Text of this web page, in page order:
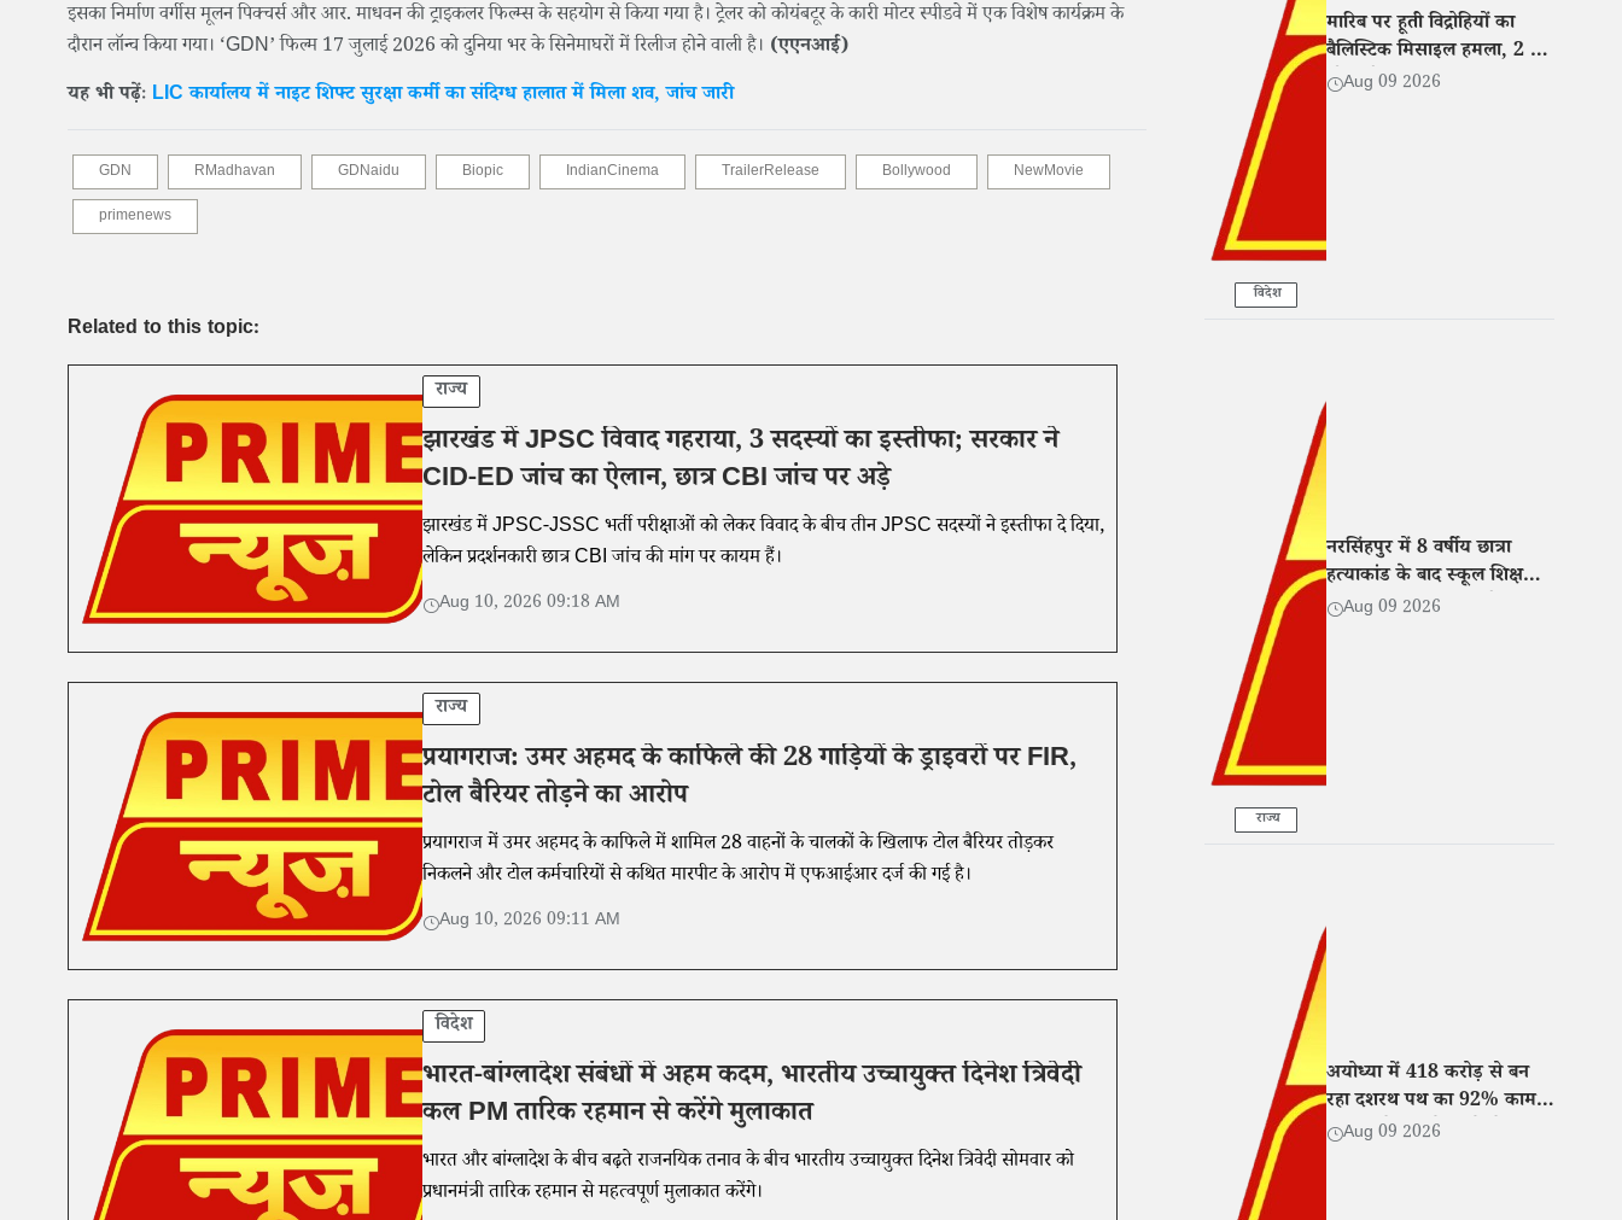
इसका निर्माण वर्गीस मूलन पिक्चर्स और आर. माधवन की ट्राइकलर फिल्म्स के सहयोग से किया गया है। ट्रेलर को कोयंबटूर के कारी मोटर स्पीडवे में एक विशेष कार्यक्रम के
दौरान लॉन्च किया गया। ‘GDN’ फिल्म 17 जुलाई 2026 को दुनिया भर के सिनेमाघरों में रिलीज होने वाली है। (एएनआई)
यह भी पढ़ेंः LIC कार्यालय में नाइट शिफ्ट सुरक्षा कर्मी का संदिग्ध हालात में मिला शव, जांच जारी
GDN RMadhavan GDNaidu Biopic IndianCinema TrailerRelease Bollywood
NewMovie
primenews
Related to this topic:
राज्य
झारखंड में JPSC विवाद गहराया, 3 सदस्यों का इस्तीफा; सरकार ने
CID-ED जांच का ऐलान, छात्र CBI जांच पर अड़े
झारखंड में JPSC-JSSC भर्ती परीक्षाओं को लेकर विवाद के बीच तीन JPSC सदस्यों ने इस्तीफा दे दिया,
लेकिन प्रदर्शनकारी छात्र CBI जांच की मांग पर कायम हैं।
Aug 10, 2026 09:18 AM
राज्य
प्रयागराज: उमर अहमद के काफिले की 28 गाड़ियों के ड्राइवरों पर FIR,
टोल बैरियर तोड़ने का आरोप
प्रयागराज में उमर अहमद के काफिले में शामिल 28 वाहनों के चालकों के खिलाफ टोल बैरियर तोड़कर
निकलने और टोल कर्मचारियों से कथित मारपीट के आरोप में एफआईआर दर्ज की गई है।
Aug 10, 2026 09:11 AM
विदेश
भारत-बांग्लादेश संबंधों में अहम कदम, भारतीय उच्चायुक्त दिनेश त्रिवेदी
कल PM तारिक रहमान से करेंगे मुलाकात
भारत और बांग्लादेश के बीच बढ़ते राजनयिक तनाव के बीच भारतीय उच्चायुक्त दिनेश त्रिवेदी सोमवार को
प्रधानमंत्री तारिक रहमान से महत्वपूर्ण मुलाकात करेंगे।
विदेश
मारिब पर हूती विद्रोहियों का
बैलिस्टिक मिसाइल हमला, 2 की
मौत और 14 घायल
Aug 09 2026
राज्य
नरसिंहपुर में 8 वर्षीय छात्रा
हत्याकांड के बाद स्कूल शिक्षक
निलंबित, प्रधानपाठक और कक्षा
Aug 09 2026
अयोध्या में 418 करोड़ से बन
रहा दशरथ पथ का 92% काम
पूरा, दीपोत्सव से पहले होगा
Aug 09 2026